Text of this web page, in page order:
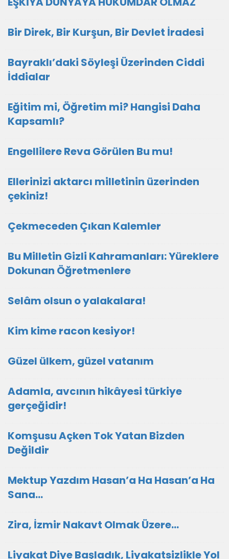
Bir Direk, Bir Kurşun, Bir Devlet İradesi
Bayraklı’daki Söyleşi Üzerinden Ciddi
İddialar
Eğitim mi, Öğretim mi? Hangisi Daha
Kapsamlı?
Engellilere Reva Görülen Bu mu!
Ellerinizi aktarcı milletinin üzerinden
çekiniz!
Çekmeceden Çıkan Kalemler
Bu Milletin Gizli Kahramanları: Yüreklere
Dokunan Öğretmenlere
Selâm olsun o yalakalara!
Kim kime racon kesiyor!
Güzel ülkem, güzel vatanım
Adamla, avcının hikâyesi türkiye
gerçeğidir!
Komşusu Açken Tok Yatan Bizden
Değildir
Mektup Yazdım Hasan’a Ha Hasan’a Ha
Sana…
Zira, İzmir Nakavt Olmak Üzere…
Liyakat Diye Başladık, Liyakatsizlikle Yol